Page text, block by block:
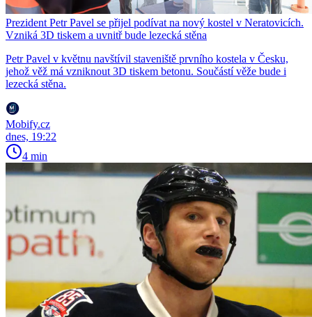
Prezident Petr Pavel se přijel podívat na nový kostel v Neratovicích.
Vzniká 3D tiskem a uvnitř bude lezecká stěna
Petr Pavel v květnu navštívil staveniště prvního kostela v Česku,
jehož věž má vzniknout 3D tiskem betonu. Součástí věže bude i
lezecká stěna.
Mobify.cz
dnes, 19:22
4 min